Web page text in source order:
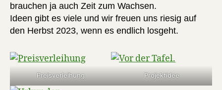
brauchen ja auch Zeit zum Wachsen.
Ideen gibt es viele und wir freuen uns riesig auf
den Herbst 2023, wenn es endlich losgeht.
Preisverleihung Projektidee